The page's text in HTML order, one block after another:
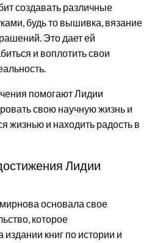
создавать различные
будь то вышивка, вязание
Это дает ей
и воплотить свои
помогают Лидии
свою научную жизнь и
жизнью и находить радость в
Лидии
основала свое
которое
издании книг по истории и